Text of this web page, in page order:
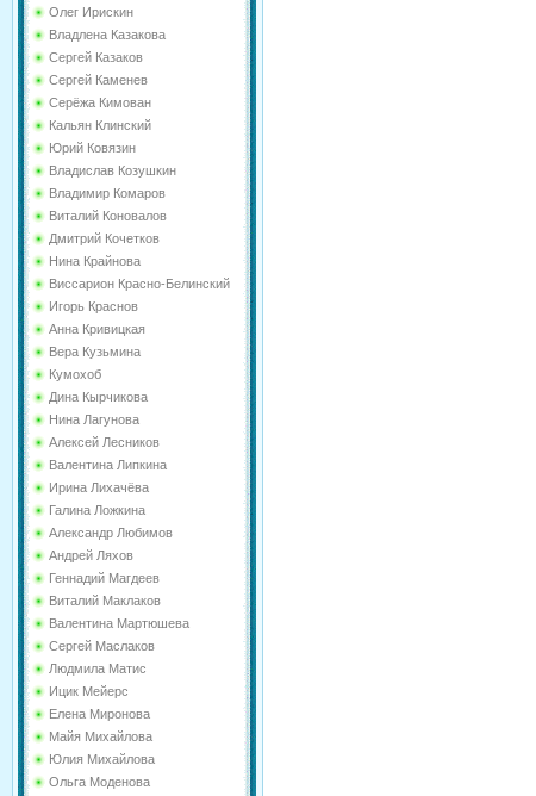
Олег Ирискин
Владлена Казакова
Сергей Казаков
Сергей Каменев
Серёжа Кимован
Кальян Клинский
Юрий Ковязин
Владислав Козушкин
Владимир Комаров
Виталий Коновалов
Дмитрий Кочетков
Нина Крайнова
Виссарион Красно-Белинский
Игорь Краснов
Анна Кривицкая
Вера Кузьмина
Кумохоб
Дина Кырчикова
Нина Лагунова
Алексей Лесников
Валентина Липкина
Ирина Лихачёва
Галина Ложкина
Александр Любимов
Андрей Ляхов
Геннадий Магдеев
Виталий Маклаков
Валентина Мартюшева
Сергей Маслаков
Людмила Матис
Ицик Мейерс
Елена Миронова
Майя Михайлова
Юлия Михайлова
Ольга Моденова